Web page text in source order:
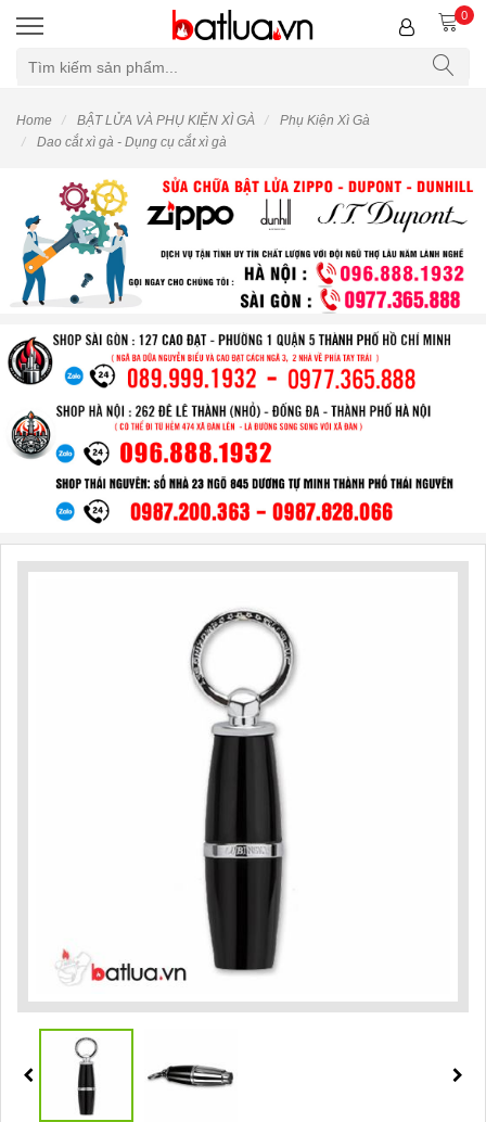
0
Home BẬT LỬA VÀ PHỤ KIỆN XÌ GÀ
Phụ Kiện Xì Gà
Dao cắt xì gà - Dụng cụ cắt xì gà